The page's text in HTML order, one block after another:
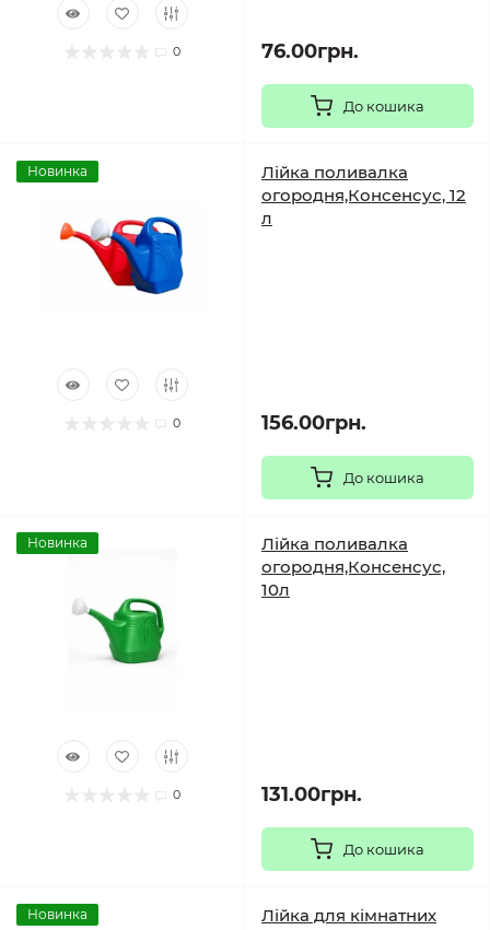
0 76.00грн.
До кошика
Новинка
0
Лійка поливалка
огородня,Консенсус, 12
л
156.00грн.
До кошика
Новинка
0
Лійка поливалка
огородня,Консенсус,
10л
131.00грн.
До кошика
Новинка
Лійка для кімнатних